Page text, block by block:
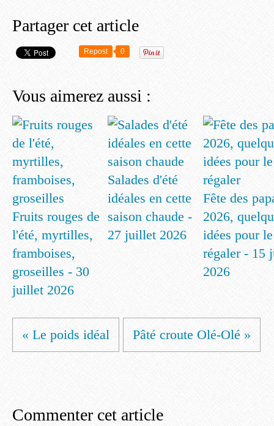
Partager cet article
Repost 0
Vous aimerez aussi :
Fruits rouges de
l'été, myrtilles,
framboises,
groseilles - 30
juillet 2026
Salades d'été
idéales en cette
saison chaude -
27 juillet 2026
Fête des
2026,
idées pour le
régaler - 15
2026
« Le poids idéal Pâté croute Olé-Olé »
Commenter cet article